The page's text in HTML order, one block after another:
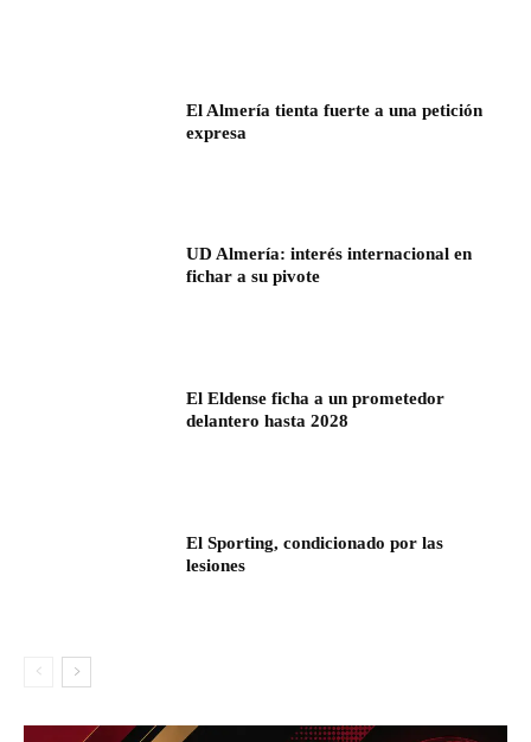
El Almería tienta fuerte a una petición
expresa
UD Almería: interés internacional en
fichar a su pivote
El Eldense ficha a un prometedor
delantero hasta 2028
El Sporting, condicionado por las
lesiones